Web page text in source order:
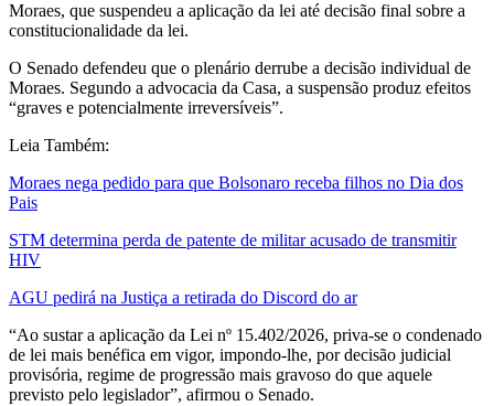
Moraes, que suspendeu a aplicação da lei até decisão final sobre a
constitucionalidade da lei.
O Senado defendeu que o plenário derrube a decisão individual de
Moraes. Segundo a advocacia da Casa, a suspensão produz efeitos
“graves e potencialmente irreversíveis”.
Leia Também:
Moraes nega pedido para que Bolsonaro receba filhos no Dia dos
Pais
STM determina perda de patente de militar acusado de transmitir
HIV
AGU pedirá na Justiça a retirada do Discord do ar
“Ao sustar a aplicação da Lei nº 15.402/2026, priva-se o condenado
de lei mais benéfica em vigor, impondo-lhe, por decisão judicial
provisória, regime de progressão mais gravoso do que aquele
previsto pelo legislador”, afirmou o Senado.